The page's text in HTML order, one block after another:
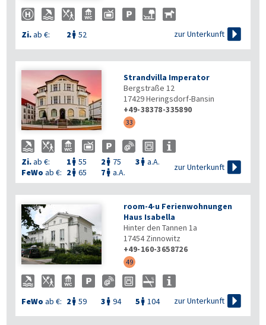
Zi.ab €: 2  52 zur Unterkunft 
Strandvilla Imperator
Bergstraße 12
17429Heringsdorf-Bansin
+49-38378-335890
33
Zi.ab €: 1  55 2  75 3  a.A.
FeWo ab €: 2  65 7  a.A.
zur Unterkunft 
room-4-u Ferienwohnungen
Haus Isabella
Hinter den Tannen 1a
17454 Zinnowitz
+49-160-3658726
49
FeWo ab €: 2  59 3  94 5  104 zur Unterkunft 